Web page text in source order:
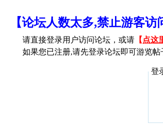
【论坛人数太多,禁止游客
请直接登录用户访问论坛，或请 【 点这
如果您已注册,请先登录论坛即可游览帖
登